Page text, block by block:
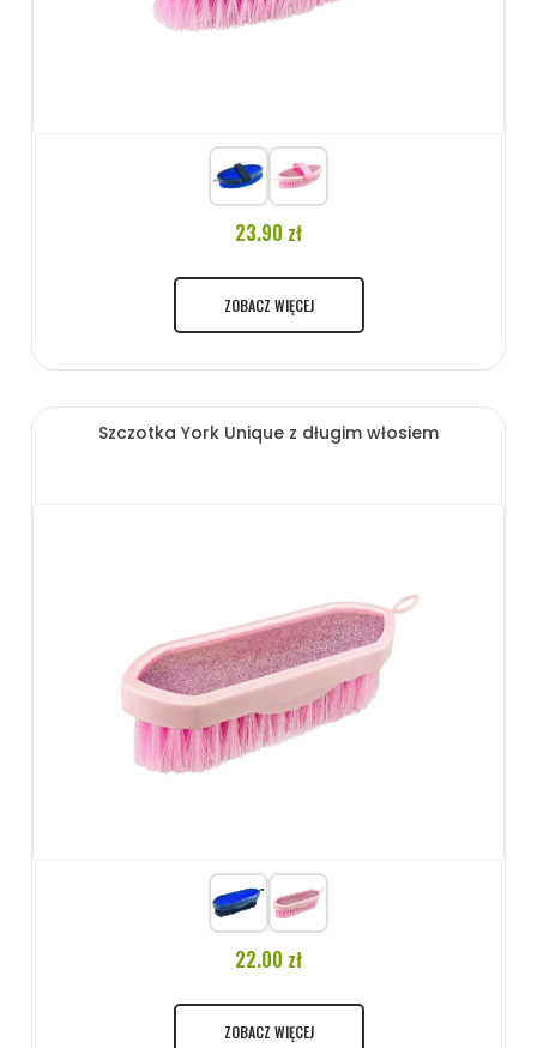
23.90 zł
ZOBACZ WIĘCEJ
Szczotka York Unique z długim włosiem
22.00 zł
ZOBACZ WIĘCEJ